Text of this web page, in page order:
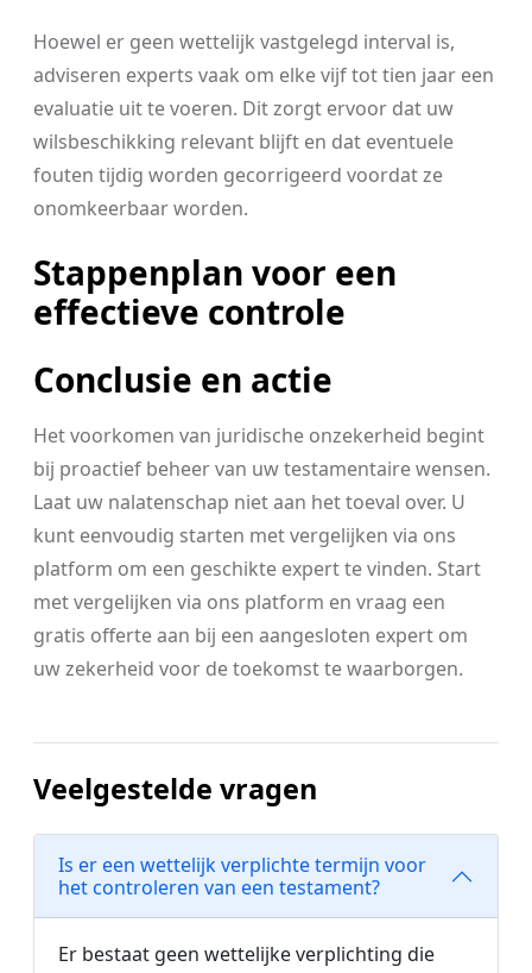
Hoewel er geen wettelijk vastgelegd interval is,
adviseren experts vaak om elke vijf tot tien jaar een
evaluatie uit te voeren. Dit zorgt ervoor dat uw
wilsbeschikking relevant blijft en dat eventuele
fouten tijdig worden gecorrigeerd voordat ze
onomkeerbaar worden.
Stappenplan voor een
effectieve controle
Conclusie en actie
Het voorkomen van juridische onzekerheid begint
bij proactief beheer van uw testamentaire wensen.
Laat uw nalatenschap niet aan het toeval over. U
kunt eenvoudig starten met vergelijken via ons
platform om een geschikte expert te vinden. Start
met vergelijken via ons platform en vraag een
gratis offerte aan bij een aangesloten expert om
uw zekerheid voor de toekomst te waarborgen.
Veelgestelde vragen
Is er een wettelijk verplichte termijn voor
het controleren van een testament?
Er bestaat geen wettelijke verplichting die